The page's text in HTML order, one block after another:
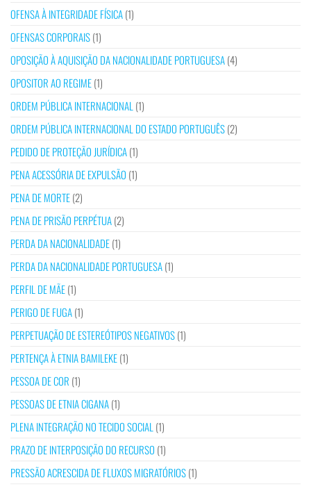
OFENSA À INTEGRIDADE FÍSICA(1)
OFENSAS CORPORAIS(1)
OPOSIÇÃO À AQUISIÇÃO DA NACIONALIDADE PORTUGUESA(4)
OPOSITOR AO REGIME(1)
ORDEM PÚBLICA INTERNACIONAL (1)
ORDEM PÚBLICA INTERNACIONAL DO ESTADO PORTUGUÊS(2)
PEDIDO DE PROTEÇÃO JURÍDICA(1)
PENA ACESSÓRIA DE EXPULSÃO (1)
PENA DE MORTE(2)
PENA DE PRISÃO PERPÉTUA(2)
PERDA DA NACIONALIDADE(1)
PERDA DA NACIONALIDADE PORTUGUESA(1)
PERFIL DE MÃE(1)
PERIGO DE FUGA(1)
PERPETUAÇÃO DE ESTEREÓTIPOS NEGATIVOS(1)
PERTENÇA À ETNIA BAMILEKE(1)
PESSOA DE COR (1)
PESSOAS DE ETNIA CIGANA(1)
PLENA INTEGRAÇÃO NO TECIDO SOCIAL (1)
PRAZO DE INTERPOSIÇÃO DO RECURSO (1)
PRESSÃO ACRESCIDA DE FLUXOS MIGRATÓRIOS(1)